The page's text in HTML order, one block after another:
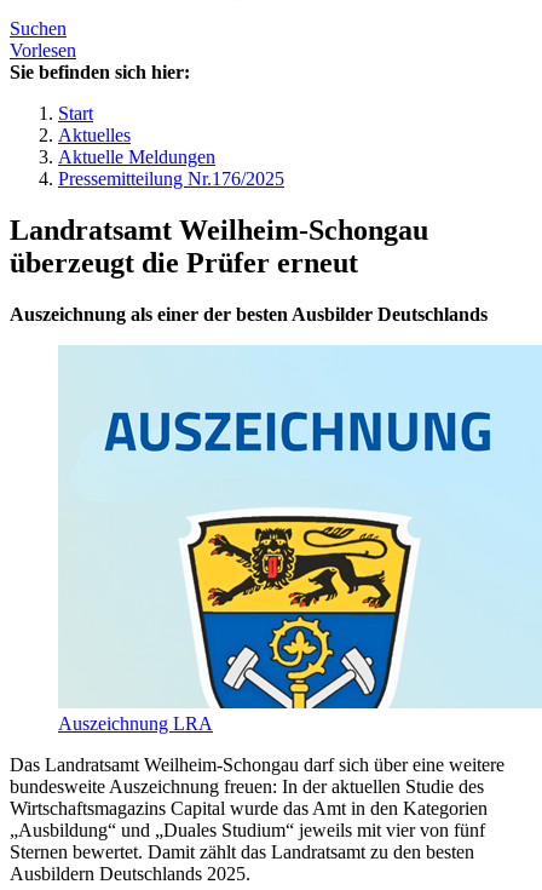
Suchen
Vorlesen
Sie befinden sich hier:
Start
Aktuelles
Aktuelle Meldungen
Pressemitteilung Nr.176/2025
Landratsamt Weilheim-Schongau
überzeugt die Prüfer erneut
Auszeichnung als einer der besten Ausbilder Deutschlands
Auszeichnung LRA
Das Landratsamt Weilheim-Schongau darf sich über eine weitere
bundesweite Auszeichnung freuen: In der aktuellen Studie des
Wirtschaftsmagazins Capital wurde das Amt in den Kategorien
„Ausbildung“ und „Duales Studium“ jeweils mit vier von fünf
Sternen bewertet. Damit zählt das Landratsamt zu den besten
Ausbildern Deutschlands 2025.